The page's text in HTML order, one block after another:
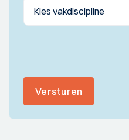
Versturen